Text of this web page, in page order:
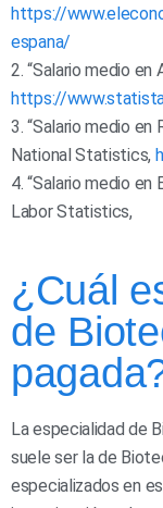
https://
espana/
2. “Salario medio
https://
3. “Salario medio
National Statistics,
4. “Salario medio
Labor Statistics,
¿Cuál
de
La especialidad de
suele ser la de
especializados en